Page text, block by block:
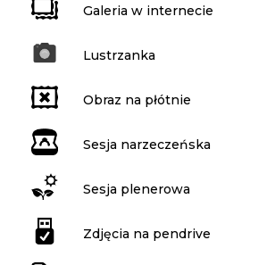
Galeria w internecie
Lustrzanka
Obraz na płótnie
Sesja narzeczeńska
Sesja plenerowa
Zdjęcia na pendrive